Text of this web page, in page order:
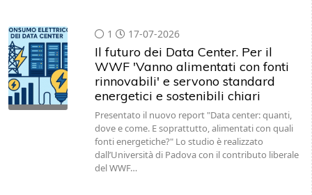
1 17-07-2026
Il futuro dei Data Center. Per il
WWF 'Vanno alimentati con fonti
rinnovabili' e servono standard
energetici e sostenibili chiari
Presentato il nuovo report "Data center: quanti,
dove e come. E soprattutto, alimentati con quali
fonti energetiche?" Lo studio è realizzato
dall’Università di Padova con il contributo liberale
del WWF…